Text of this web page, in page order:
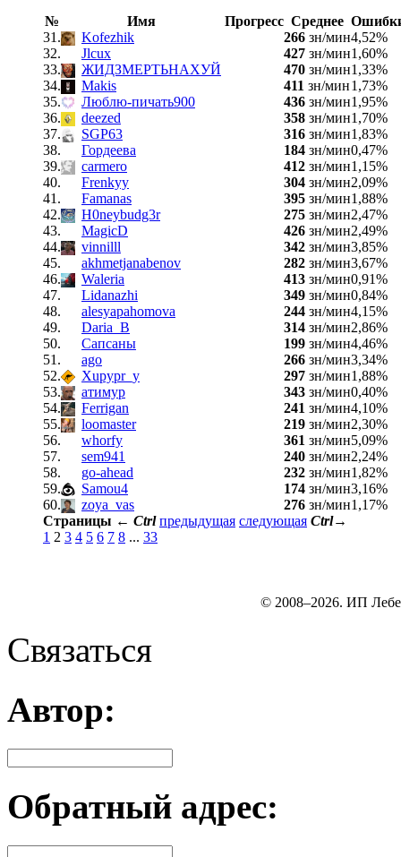
№ Имя Прогресс Среднее
31.
Kofezhik 266 зн/мин4,52%
32.
Jlcux 427 зн/мин1,60%
33.
ЖИДЗМЕРТЬНАХУЙ 470 зн/мин1,33%
34.
Makis 411 зн/мин1,73%
35.
Люблю-пичать900 436 зн/мин1,95%
36.
deezed 358 зн/мин1,70%
37.
SGP63 316 зн/мин1,83%
38.
Гордеева 184 зн/мин0,47%
39.
carmero 412 зн/мин1,15%
40.
Frenkyy 304 зн/мин2,09%
41.
Famanas 395 зн/мин1,88%
42.
H0neybudg3r 275 зн/мин2,47%
43.
MagicD 426 зн/мин2,49%
44.
vinnilll 342 зн/мин3,85%
45.
akhmetjanabenov 282 зн/мин3,67%
46.
Waleria 413 зн/мин0,91%
47.
Lidanazhi 349 зн/мин0,84%
48.
alesyapahomova 244 зн/мин4,15%
49.
Daria_B 314 зн/мин2,86%
50.
Сапсаны 199 зн/мин4,46%
51.
ago 266 зн/мин3,34%
52.
Xupypr_y 297 зн/мин1,88%
53.
атимур 343 зн/мин0,40%
54.
Ferrigan 241 зн/мин4,10%
55.
loomaster 219 зн/мин2,30%
56.
whorfy 361 зн/мин5,09%
57.
sem941 240 зн/мин2,24%
58.
go-ahead 232 зн/мин1,82%
59.
Samou4 174 зн/мин3,16%
60.
zoya_vas 276 зн/мин1,17%
Страницы ← Ctrl предыдущая следующая Ctrl→
1 2 3 4 5 6 7 8 ... 33
© 2008–2026. ИП
Связаться
Автор:
Обратный адрес: